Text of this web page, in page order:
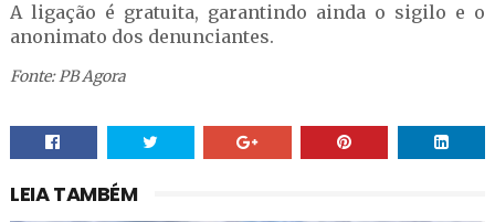
A ligação é gratuita, garantindo ainda o sigilo e o
anonimato dos denunciantes.
Fonte: PB Agora
LEIA TAMBÉM